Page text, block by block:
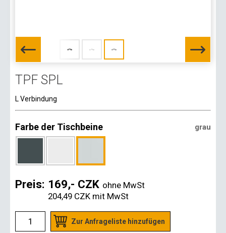
TPF SPL
L Verbindung
Farbe der Tischbeine grau
Preis: 169,- CZK ohne MwSt
204,49 CZK mit MwSt
Zur Anfrageliste hinzufügen